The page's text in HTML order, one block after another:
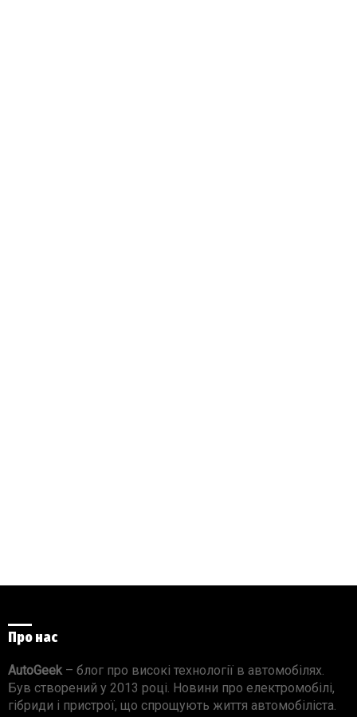
Про нас
AutoGeek– блог про високі технології в автомобілях.
Був створений у 2013 році. Новини про електромобілі,
гібриди і пристрої, що спрощують життя автомобіліста.